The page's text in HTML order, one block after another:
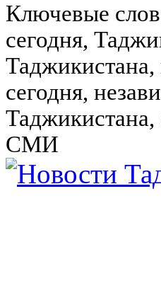
Ключевые
сегодня,
сегодня,
СМИ